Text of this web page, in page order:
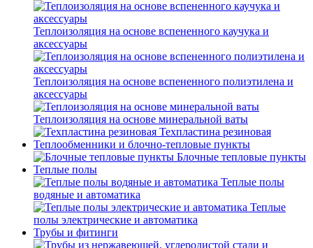
Теплоизоляция на основе вспененного каучука и
аксессуары
Теплоизоляция на основе вспененного полиэтилена и
аксессуары
Теплоизоляция на основе минеральной ваты
Техпластина резиновая
Теплообменники и блочно-тепловые пункты
Блочные тепловые пункты
Теплые полы
Теплые полы
водяные и автоматика
Теплые
полы электрические и автоматика
Трубы и фитинги